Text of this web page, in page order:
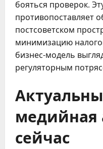
бояться проверок.
противопоставляет
постсоветском
минимизацию
бизнес-модель
регуляторным
медийная
сейчас